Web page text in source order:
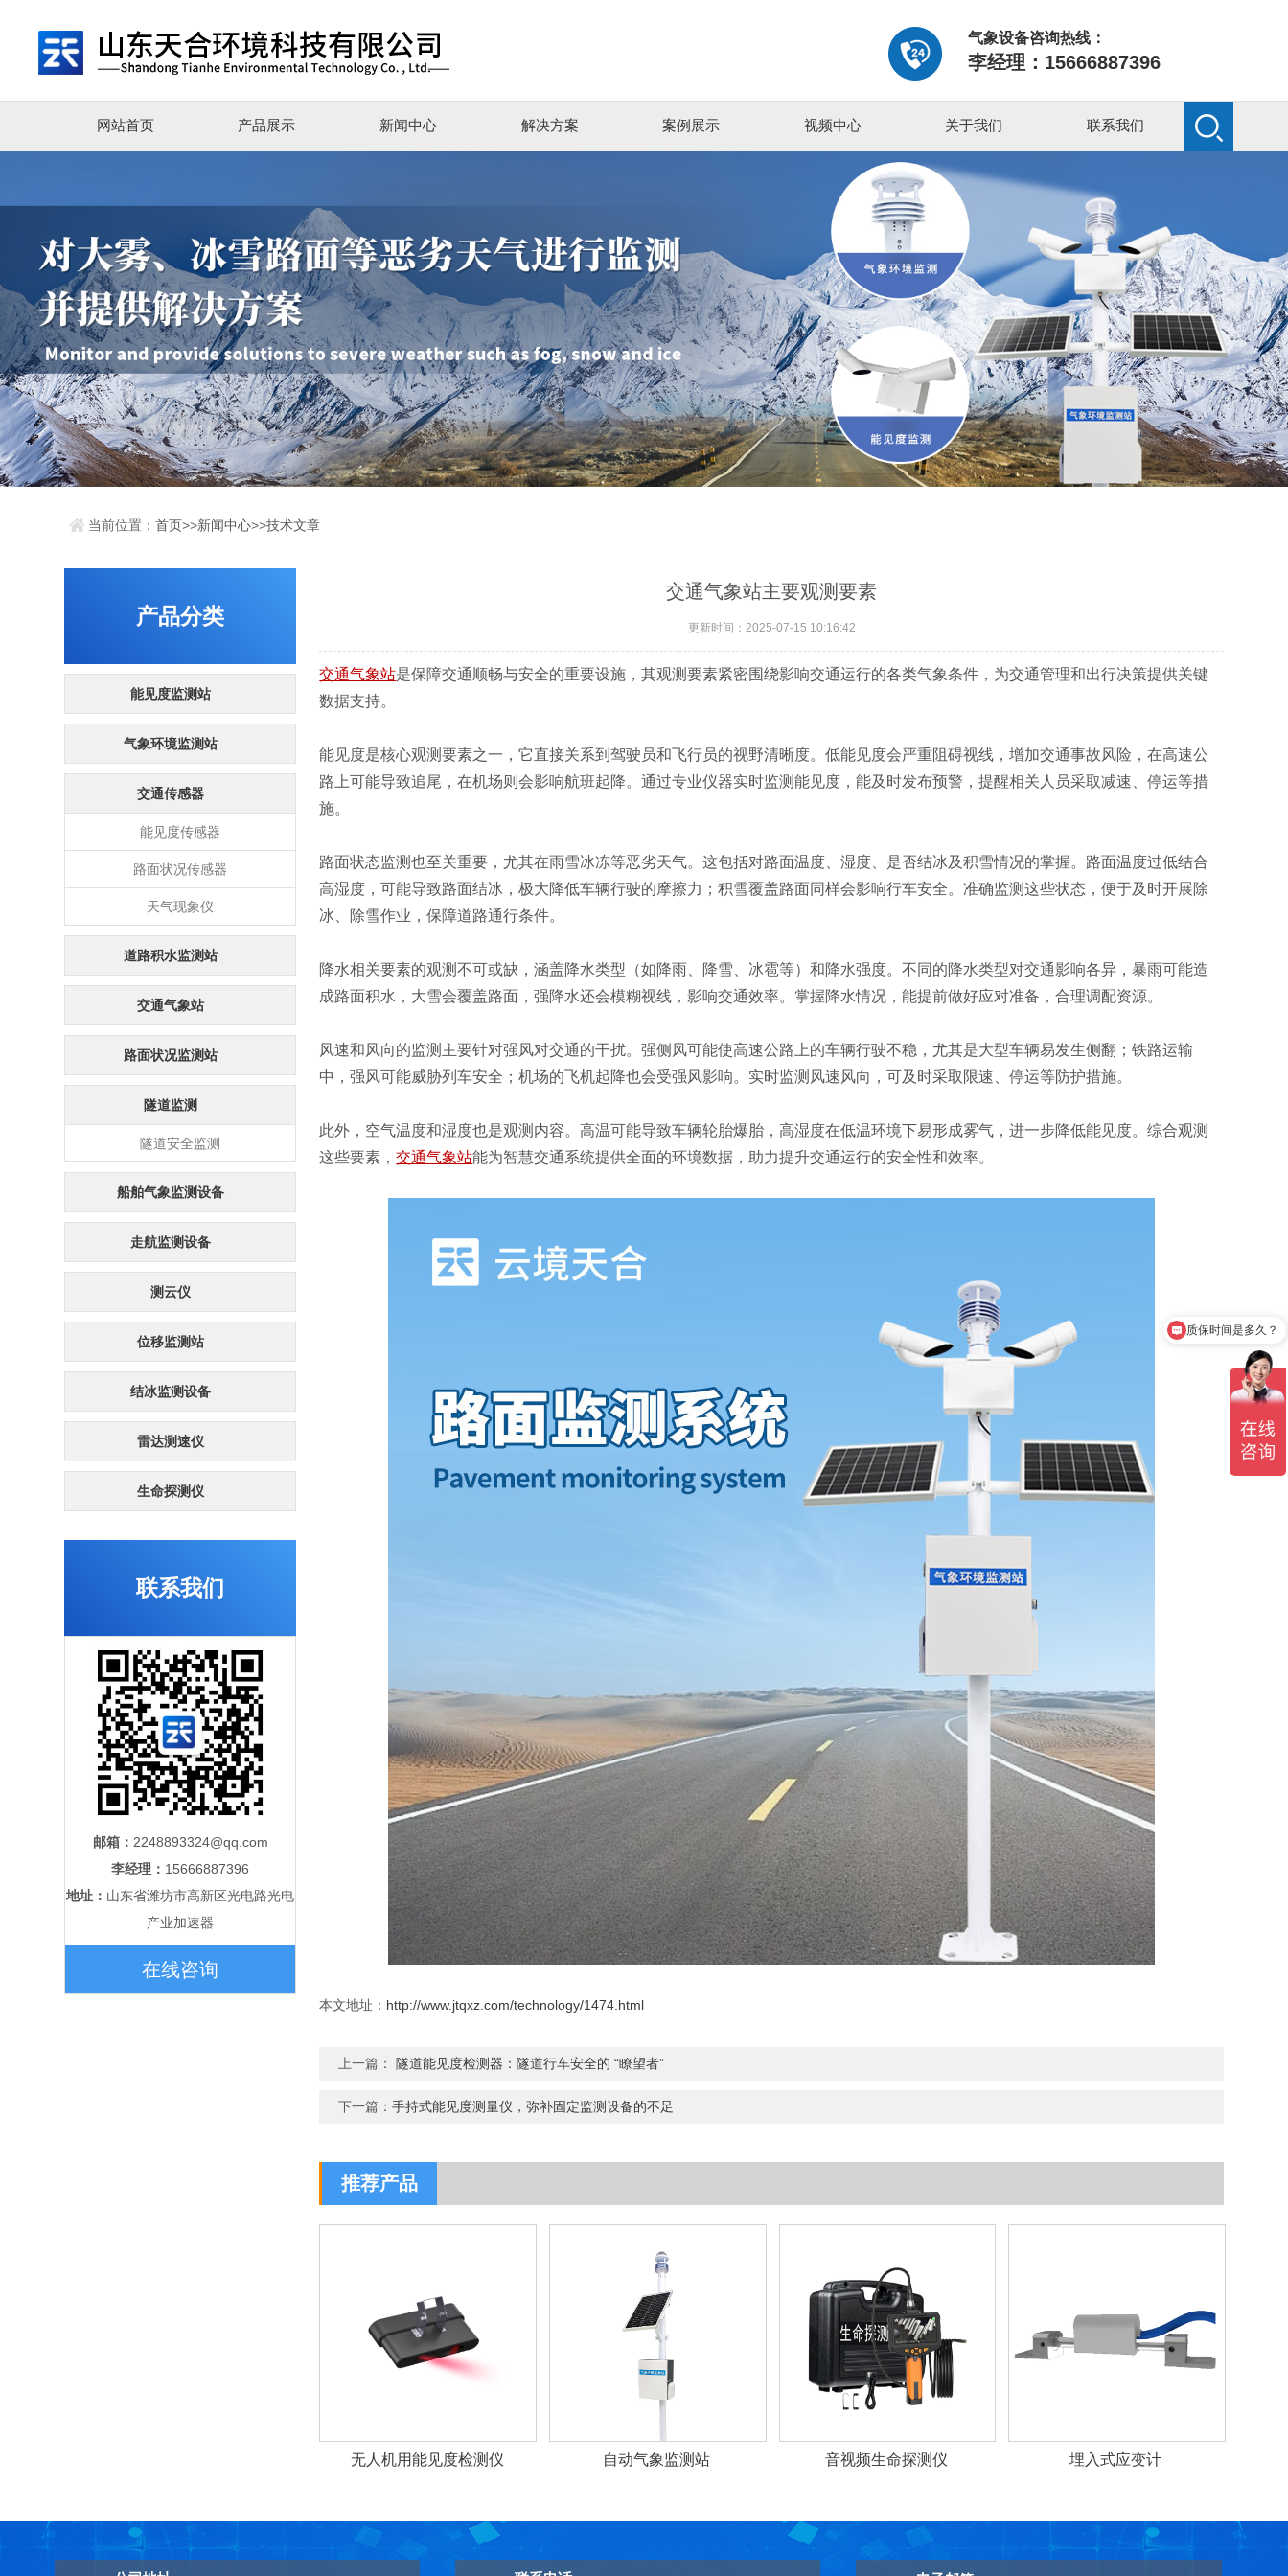
气象设备咨询热线：
李经理：15666887396
网站首页 产品展示 新闻中心 解决方案 案例展示 视频中心 关于我们 联系我们
当前位置：首页>>新闻中心>>技术文章
交通气象站主要观测要素
更新时间：2025-07-15 10:16:42
交通气象站是保障交通顺畅与安全的重要设施，其观测要素紧密围绕影响交通运行的各类气象条件，为交通管理和出行决策提供关键
数据支持。
能见度是核心观测要素之一，它直接关系到驾驶员和飞行员的视野清晰度。低能见度会严重阻碍视线，增加交通事故风险，在高速公
路上可能导致追尾，在机场则会影响航班起降。通过专业仪器实时监测能见度，能及时发布预警，提醒相关人员采取减速、停运等措
施。
路面状态监测也至关重要，尤其在雨雪冰冻等恶劣天气。这包括对路面温度、湿度、是否结冰及积雪情况的掌握。路面温度过低结合
高湿度，可能导致路面结冰，极大降低车辆行驶的摩擦力；积雪覆盖路面同样会影响行车安全。准确监测这些状态，便于及时开展除
冰、除雪作业，保障道路通行条件。
降水相关要素的观测不可或缺，涵盖降水类型（如降雨、降雪、冰雹等）和降水强度。不同的降水类型对交通影响各异，暴雨可能造
成路面积水，大雪会覆盖路面，强降水还会模糊视线，影响交通效率。掌握降水情况，能提前做好应对准备，合理调配资源。
风速和风向的监测主要针对强风对交通的干扰。强侧风可能使高速公路上的车辆行驶不稳，尤其是大型车辆易发生侧翻；铁路运输
中，强风可能威胁列车安全；机场的飞机起降也会受强风影响。实时监测风速风向，可及时采取限速、停运等防护措施。
此外，空气温度和湿度也是观测内容。高温可能导致车辆轮胎爆胎 ，高湿度在低温环境下易形成雾气，进一步降低能见度。综合观测
这些要素，交通气象站能为智慧交通系统提供全面的环境数据，助力提升交通运行的安全性和效率。
本文地址： http://www.jtqxz.com/technology/1474.html
上一篇： 隧道能见度检测器：隧道行车安全的 “瞭望者”
下一篇：手持式能见度测量仪，弥补固定监测设备的不足
推荐产品
无人机用能见度检测仪 自动气象监测站 音视频生命探测仪 埋入式应变计
产品分类
能见度监测站
气象环境监测站
交通传感器
能见度传感器
路面状况传感器
天气现象仪
道路积水监测站
交通气象站
路面状况监测站
隧道监测
隧道安全监测
船舶气象监测设备
走航监测设备
测云仪
位移监测站
结冰监测设备
雷达测速仪
生命探测仪
联系我们
邮箱： 2248893324@qq.com
李经理： 15666887396
地址： 山东省潍坊市高新区光电路光电
产业加速器
在线咨询
产品有检测证书吗？